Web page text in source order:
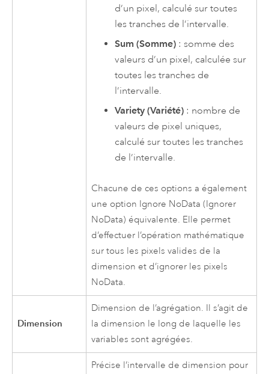
d’un pixel, calculé sur toutes
les tranches de l’intervalle.
Sum (Somme) : somme des
valeurs d’un pixel, calculée sur
toutes les tranches de
l’intervalle.
Variety (Variété) : nombre de
valeurs de pixel uniques,
calculé sur toutes les tranches
de l’intervalle.
Chacune de ces options a également
une option Ignore NoData (Ignorer
NoData) équivalente. Elle permet
d’effectuer l’opération mathématique
sur tous les pixels valides de la
dimension et d’ignorer les pixels
NoData.
Dimension
Dimension de l’agrégation. Il s’agit de
la dimension le long de laquelle les
variables sont agrégées.
Précise l’intervalle de dimension pour